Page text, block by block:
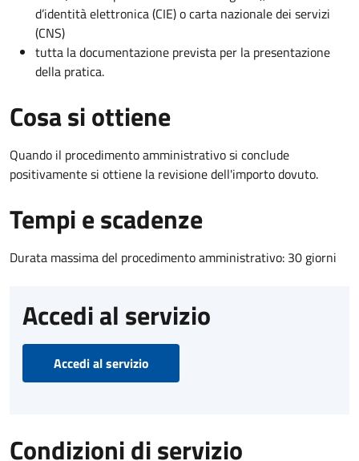
d’identità elettronica (CIE) o carta nazionale dei servizi
(CNS)
tutta la documentazione prevista per la presentazione
della pratica.
Cosa si ottiene
Quando il procedimento amministrativo si conclude
positivamente si ottiene la revisione dell'importo dovuto.
Tempi e scadenze
Durata massima del procedimento amministrativo: 30 giorni
Accedi al servizio
Accedi al servizio
Condizioni di servizio